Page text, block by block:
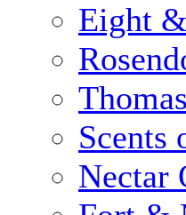
Eight
Scents
Nectar